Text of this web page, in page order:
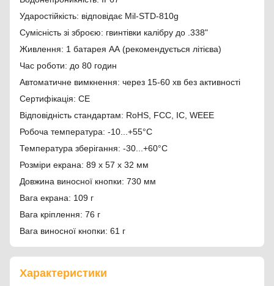
Ударостійкість: відповідає Mil-STD-810g
Сумісність зі зброєю: гвинтівки калібру до .338"
Живлення: 1 батарея АА (рекомендується літієва)
Час роботи: до 80 годин
Автоматичне вимкнення: через 15-60 хв без активності
Сертифікація: CE
Відповідність стандартам: RoHS, FCC, IC, WEEE
Робоча температура: -10...+55°C
Температура зберігання: -30...+60°C
Розміри екрана: 89 х 57 х 32 мм
Довжина виносної кнопки: 730 мм
Вага екрана: 109 г
Вага кріплення: 76 г
Вага виносної кнопки: 61 г
Характеристики